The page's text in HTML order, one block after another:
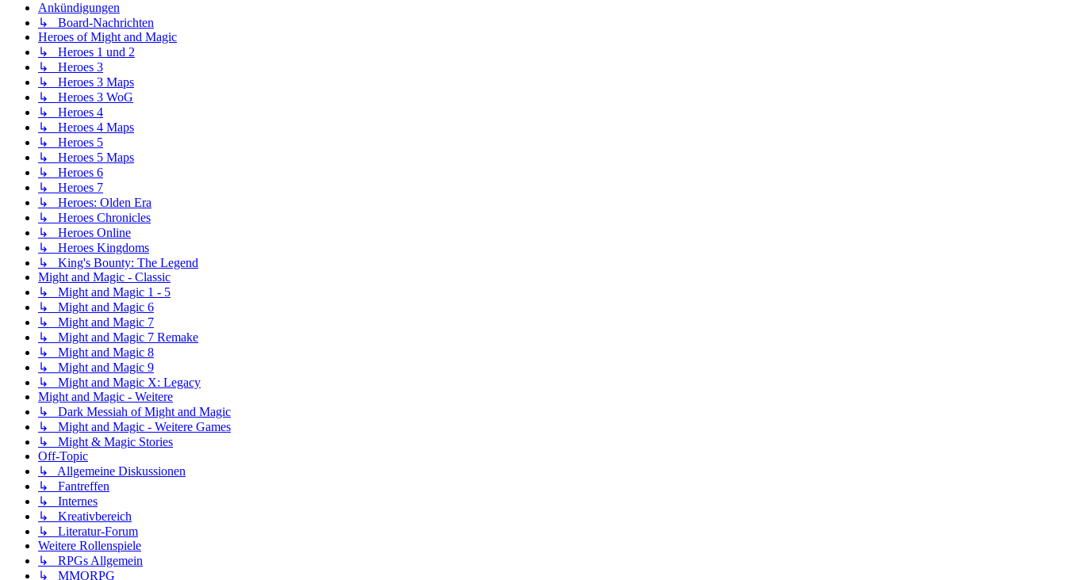
Ankündigungen
↳ Board-Nachrichten
Heroes of Might and Magic
↳ Heroes 1 und 2
↳ Heroes 3
↳ Heroes 3 Maps
↳ Heroes 3 WoG
↳ Heroes 4
↳ Heroes 4 Maps
↳ Heroes 5
↳ Heroes 5 Maps
↳ Heroes 6
↳ Heroes 7
↳ Heroes: Olden Era
↳ Heroes Chronicles
↳ Heroes Online
↳ Heroes Kingdoms
↳ King's Bounty: The Legend
Might and Magic - Classic
↳ Might and Magic 1 - 5
↳ Might and Magic 6
↳ Might and Magic 7
↳ Might and Magic 7 Remake
↳ Might and Magic 8
↳ Might and Magic 9
↳ Might and Magic X: Legacy
Might and Magic - Weitere
↳ Dark Messiah of Might and Magic
↳ Might and Magic - Weitere Games
↳ Might & Magic Stories
Off-Topic
↳ Allgemeine Diskussionen
↳ Fantreffen
↳ Internes
↳ Kreativbereich
↳ Literatur-Forum
Weitere Rollenspiele
↳ RPGs Allgemein
↳ MMORPG